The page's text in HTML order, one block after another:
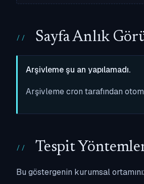
Sayfa Anlık
Arşivleme şu an yapılamadı.
Arşivleme cron tarafından
Tespit
Bu göstergenin kurumsal